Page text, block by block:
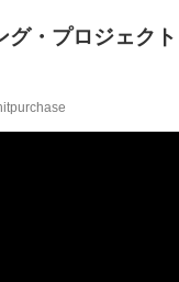
グ・プロジェク